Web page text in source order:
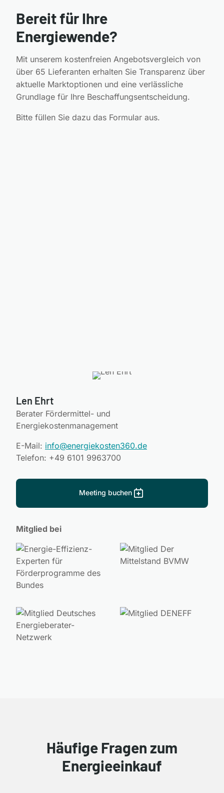
Len Ehrt
Berater Fördermittel- und
Energiekostenmanagement
E-Mail: info@energiekosten360.de
Telefon: +49 6101 9963700
Meeting buchen
Mitglied bei
Bereit für Ihre
Energiewende?
Mit unserem kostenfreien Angebotsvergleich von
über 65 Lieferanten erhalten Sie Transparenz über
aktuelle Marktoptionen und eine verlässliche
Grundlage für Ihre Beschaffungsentscheidung.
Bitte füllen Sie dazu das Formular aus.
Häufige Fragen zum
Energieeinkauf